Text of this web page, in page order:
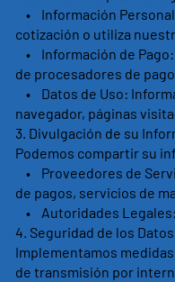
• Información
cotización o utiliza
• Información de
de procesadores de
• Datos de Uso:
navegador, páginas
3.⁠ ⁠Divulgación de su
Podemos compartir su
• Proveedores de
de pagos, servicios de
• Autoridades
4.⁠ ⁠Seguridad de los Datos
Implementamos
de transmisión por